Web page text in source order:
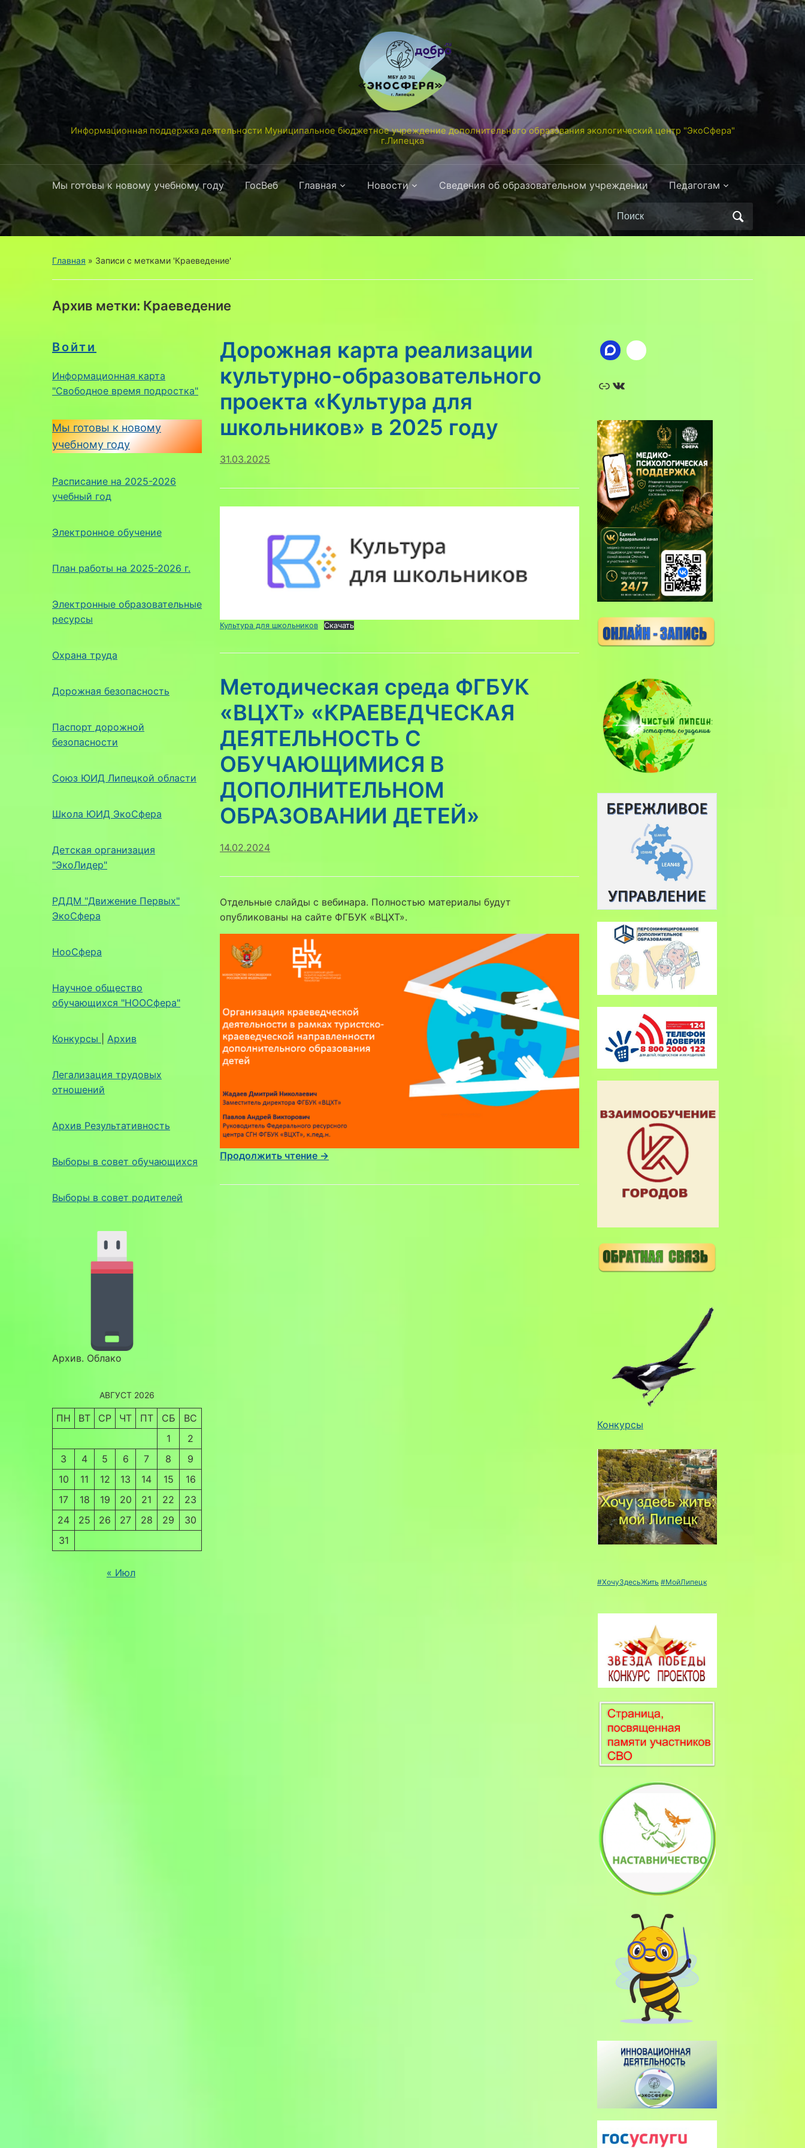
Информационная поддержка деятельности Муниципальное бюджетное учреждение дополнительного образования экологический центр "ЭкоСфера"
г.Липецка
Мы готовы к новому учебному году ГосВеб Главная Новости Сведения об образовательном учреждении Педагогам
Поиск
по:
Главная » Записи с метками 'Краеведение'
Архив метки: Краеведение
Войти
Информационная карта
"Свободное время подростка"
Мы готовы к новому
учебному году
Расписание на 2025-2026
учебный год
Электронное обучение
План работы на 2025-2026 г.
Электронные образовательные
ресурсы
Охрана труда
Дорожная безопасность
Паспорт дорожной
безопасности
Союз ЮИД Липецкой области
Школа ЮИД ЭкоСфера
Детская организация
"ЭкоЛидер"
РДДМ "Движение Первых"
ЭкоСфера
НооСфера
Научное общество
обучающихся "НООСфера"
Конкурсы Архив
Легализация трудовых
отношений
Архив Результативность
Выборы в совет обучающихся
Выборы в совет родителей
Архив. Облако
АВГУСТ 2026
ПН ВТ СР ЧТ ПТ СБ
ВС
1
2
3
4 5 6 7 8
9
10
11 12 13 14 15
16
17
18 19 20 21 22
23
24
25 26 27 28 29
30
31
« Июл
Дорожная карта реализации
культурно-образовательного
проекта «Культура для
школьников» в 2025 году
31.03.2025
Культура для школьников Скачать
Методическая среда ФГБУК
«ВЦХТ» «КРАЕВЕДЧЕСКАЯ
ДЕЯТЕЛЬНОСТЬ С
ОБУЧАЮЩИМИСЯ В
ДОПОЛНИТЕЛЬНОМ
ОБРАЗОВАНИИ ДЕТЕЙ»
14.02.2024
Отдельные слайды с вебинара. Полностью материалы будут
опубликованы на сайте ФГБУК «ВЦХТ».
Продолжить чтение →
Ссылка
Конкурсы
#ХочуЗдесьЖить #МойЛипецк